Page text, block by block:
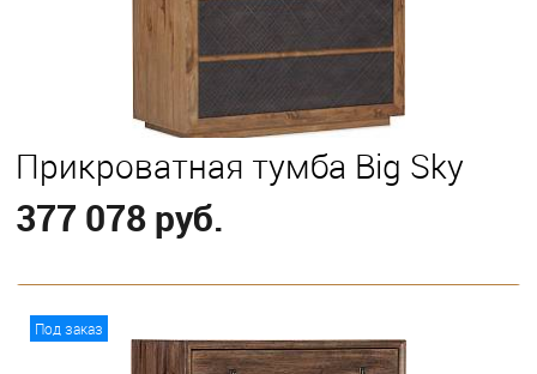
Прикроватная тумба Big Sky
377 078 руб.
Под заказ